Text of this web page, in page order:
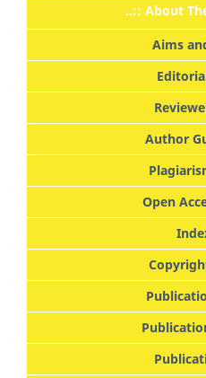
..:: About
Aims
Author
Open